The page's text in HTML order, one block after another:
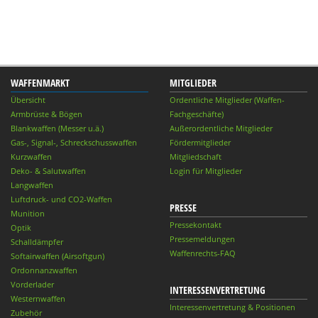
WAFFENMARKT
Übersicht
Armbrüste & Bögen
Blankwaffen (Messer u.ä.)
Gas-, Signal-, Schreckschusswaffen
Kurzwaffen
Deko- & Salutwaffen
Langwaffen
Luftdruck- und CO2-Waffen
Munition
Optik
Schalldämpfer
Softairwaffen (Airsoftgun)
Ordonnanzwaffen
Vorderlader
Westernwaffen
Zubehör
MITGLIEDER
Ordentliche Mitglieder (Waffen-
Fachgeschäfte)
Außerordentliche Mitglieder
Fördermitglieder
Mitgliedschaft
Login für Mitglieder
PRESSE
Pressekontakt
Pressemeldungen
Waffenrechts-FAQ
INTERESSENVERTRETUNG
Interessenvertretung & Positionen